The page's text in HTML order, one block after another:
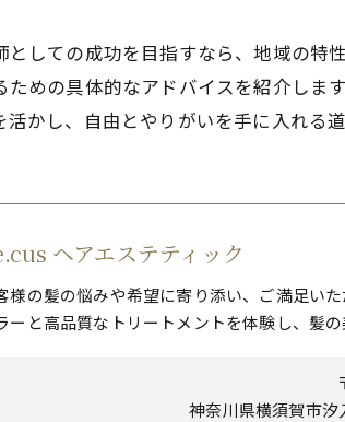
しての成功を目指すなら、地域の
めの具体的なアドバイスを紹介しま
かし、自由とやりがいを手に入れる道
ヘアエステティック
様の髪の悩みや希望に寄り添い、ご満足い
ーと高品質なトリートメントを体験し、髪
神奈川県横須賀市